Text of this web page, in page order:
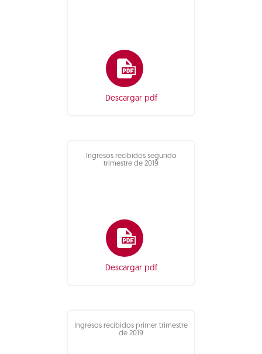
Descargar pdf
Ingresos recibidos segundo
trimestre de 2019
Descargar pdf
Ingresos recibidos primer trimestre
de 2019